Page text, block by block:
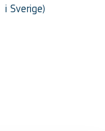
i Sverige)